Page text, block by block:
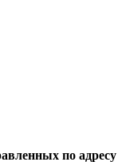
по адресу